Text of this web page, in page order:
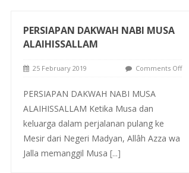
PERSIAPAN DAKWAH NABI MUSA
ALAIHISSALLAM
25 February 2019 Comments Off
PERSIAPAN DAKWAH NABI MUSA
ALAIHISSALLAM Ketika Musa dan
keluarga dalam perjalanan pulang ke
Mesir dari Negeri Madyan, Allâh Azza wa
Jalla memanggil Musa [...]